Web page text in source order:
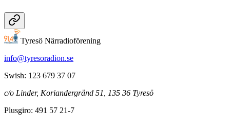
Tyresö Närradioförening
info@tyresoradion.se
Swish: 123 679 37 07
c/o Linder, Koriandergränd 51, 135 36 Tyresö
Plusgiro: 491 57 21-7